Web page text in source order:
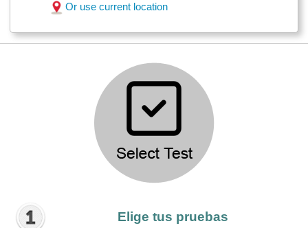
Or use current location
Elige tus pruebas